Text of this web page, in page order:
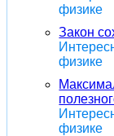
физике
Закон
физике
физике